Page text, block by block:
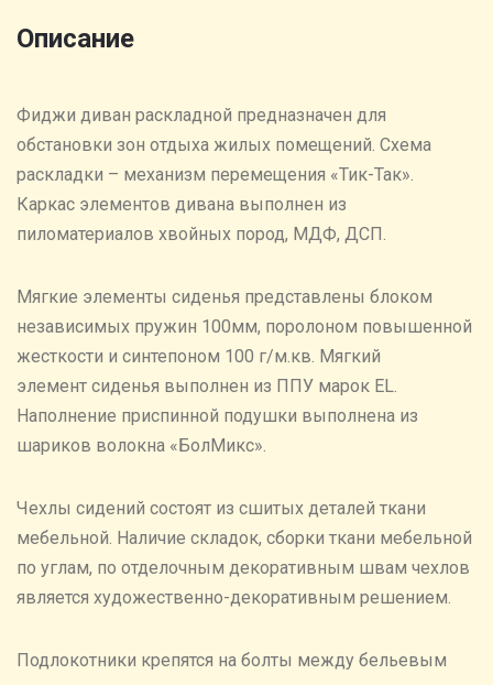
Описание
Фиджи диван раскладной предназначен для
обстановки зон отдыха жилых помещений. Схема
раскладки – механизм перемещения «Тик-Так».
Каркас элементов дивана выполнен из
пиломатериалов хвойных пород, МДФ, ДСП.
Мягкие элементы сиденья представлены блоком
независимых пружин 100мм, поролоном повышенной
жесткости и синтепоном 100 г/м.кв. Мягкий
элемент сиденья выполнен из ППУ марок EL.
Наполнение приспинной подушки выполнена из
шариков волокна «БолМикс».
Чехлы сидений состоят из сшитых деталей ткани
мебельной. Наличие складок, сборки ткани мебельной
по углам, по отделочным декоративным швам чехлов
является художественно-декоративным решением.
Подлокотники крепятся на болты между бельевым